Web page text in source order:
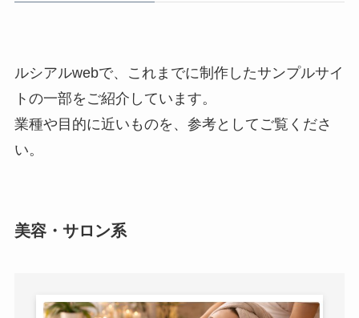
ルシアルwebで、これまでに制作したサンプルサイ
トの一部をご紹介しています。
業種や目的に近いものを、参考としてご覧くださ
い。
美容・サロン系